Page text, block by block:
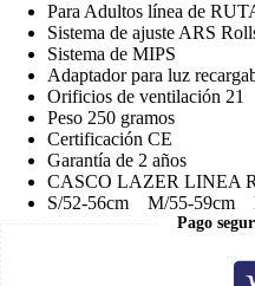
Para Adultos línea de
Sistema de ajuste ARS
Sistema de MIPS
Adaptador para luz
Orificios de ventilación 21
Peso 250 gramos
Certificación CE
Garantía de 2 años
CASCO LAZER LINEA
S/52-56cm M/55-59cm
Pago